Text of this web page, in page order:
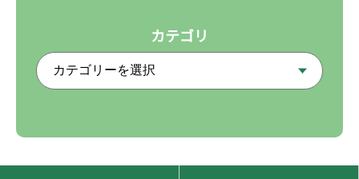
カテゴリ